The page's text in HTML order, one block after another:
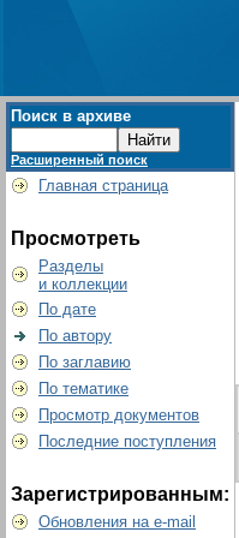
Поиск в архиве
Расширенный поиск
Главная страница
Просмотреть
Разделы
и коллекции
По дате
По автору
По заглавию
По тематике
Просмотр документов
Последние поступления
Зарегистрированным:
Обновления на e-mail